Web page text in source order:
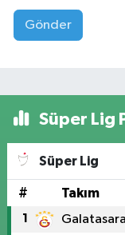
Gönder
Süper Lig
Süper Lig
# Takım
1